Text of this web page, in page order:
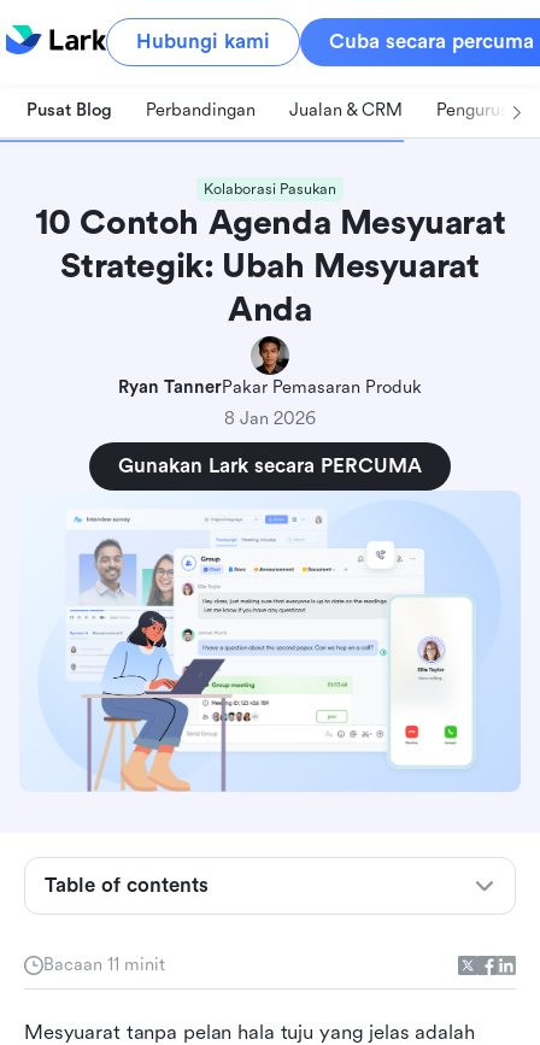
Hubungi kami Cuba secara percuma
Pusat Blog Perbandingan Jualan & CRM Pengurusan
Kolaborasi Pasukan
10 Contoh Agenda Mesyuarat
Strategik: Ubah Mesyuarat
Anda
Ryan TannerPakar Pemasaran Produk
8 Jan 2026
Gunakan Lark secara PERCUMA
Bacaan 11 minit
Mesyuarat tanpa pelan hala tuju yang jelas adalah
Table of contents
Apakah agenda mesyuarat?
Komponen utama agenda mesyuarat
Cara menulis agenda mesyuarat